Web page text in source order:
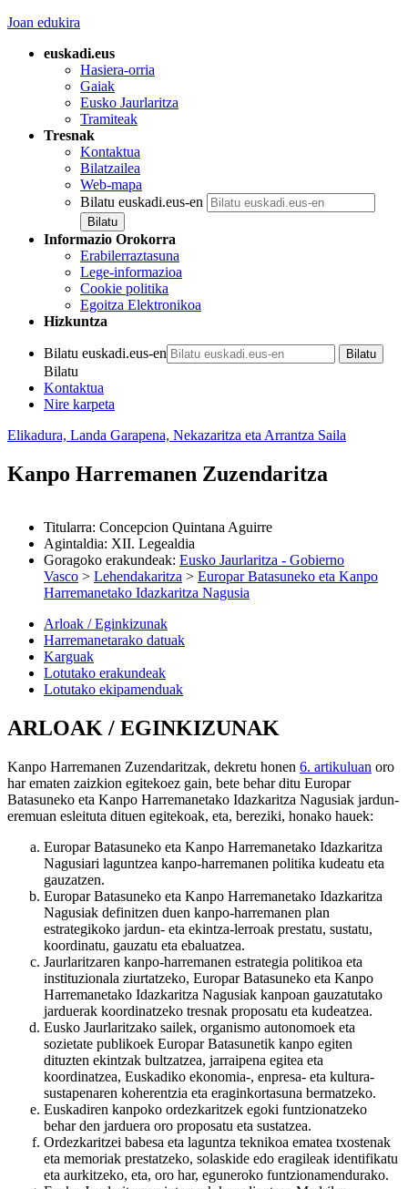
Joan edukira
euskadi.eus
Hasiera-orria
Gaiak
Eusko Jaurlaritza
Tramiteak
Tresnak
Kontaktua
Bilatzailea
Web-mapa
Bilatu euskadi.eus-en
Informazio Orokorra
Erabilerraztasuna
Lege-informazioa
Cookie politika
Egoitza Elektronikoa
Hizkuntza
Bilatu euskadi.eus-en
Bilatu
Kontaktua
Nire karpeta
Elikadura, Landa Garapena, Nekazaritza eta Arrantza Saila
Kanpo Harremanen Zuzendaritza
Titularra: Concepcion Quintana Aguirre
Agintaldia: XII. Legealdia
Goragoko erakundeak: Eusko Jaurlaritza - Gobierno
Vasco > Lehendakaritza > Europar Batasuneko eta Kanpo
Harremanetako Idazkaritza Nagusia
Arloak / Eginkizunak
Harremanetarako datuak
Karguak
Lotutako erakundeak
Lotutako ekipamenduak
ARLOAK / EGINKIZUNAK
Kanpo Harremanen Zuzendaritzak, dekretu honen 6. artikuluan oro
har ematen zaizkion egitekoez gain, bete behar ditu Europar
Batasuneko eta Kanpo Harremanetako Idazkaritza Nagusiak jardun-
eremuan esleituta dituen egitekoak, eta, bereziki, honako hauek:
Europar Batasuneko eta Kanpo Harremanetako Idazkaritza
Nagusiari laguntzea kanpo-harremanen politika kudeatu eta
gauzatzen.
Europar Batasuneko eta Kanpo Harremanetako Idazkaritza
Nagusiak definitzen duen kanpo-harremanen plan
estrategikoko jardun- eta ekintza-lerroak prestatu, sustatu,
koordinatu, gauzatu eta ebaluatzea.
Jaurlaritzaren kanpo-harremanen estrategia politikoa eta
instituzionala ziurtatzeko, Europar Batasuneko eta Kanpo
Harremanetako Idazkaritza Nagusiak kanpoan gauzatutako
jarduerak koordinatzeko tresnak proposatu eta kudeatzea.
Eusko Jaurlaritzako sailek, organismo autonomoek eta
sozietate publikoek Europar Batasunetik kanpo egiten
dituzten ekintzak bultzatzea, jarraipena egitea eta
koordinatzea, Euskadiko ekonomia-, enpresa- eta kultura-
sustapenaren koherentzia eta eraginkortasuna bermatzeko.
Euskadiren kanpoko ordezkaritzek egoki funtzionatzeko
behar den jarduera oro proposatu eta sustatzea.
Ordezkaritzei babesa eta laguntza teknikoa ematea txostenak
eta memoriak prestatzeko, solaskide edo eragileak identifikatu
eta aurkitzeko, eta, oro har, eguneroko funtzionamendurako.